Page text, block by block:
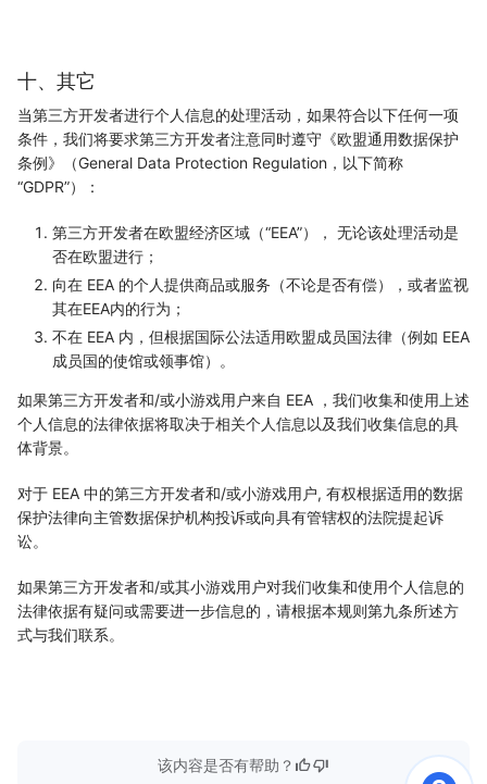
十、其它
当第三方开发者进行个人信息的处理活动，如果符合以下任何一项
条件，我们将要求第三方开发者注意同时遵守《欧盟通用数据保护
条例》（General Data Protection Regulation，以下简称
“GDPR”）：
第三方开发者在欧盟经济区域（“EEA”）， 无论该处理活动是
否在欧盟进行；
向在 EEA 的个人提供商品或服务（不论是否有偿），或者监视
其在EEA内的行为；
不在 EEA 内，但根据国际公法适用欧盟成员国法律（例如 EEA
成员国的使馆或领事馆）。
如果第三方开发者和/或小游戏用户来自 EEA ，我们收集和使用上述
个人信息的法律依据将取决于相关个人信息以及我们收集信息的具
体背景。
对于 EEA 中的第三方开发者和/或小游戏用户, 有权根据适用的数据
保护法律向主管数据保护机构投诉或向具有管辖权的法院提起诉
讼。
如果第三方开发者和/或其小游戏用户对我们收集和使用个人信息的
法律依据有疑问或需要进一步信息的，请根据本规则第九条所述方
式与我们联系。
该内容是否有帮助？